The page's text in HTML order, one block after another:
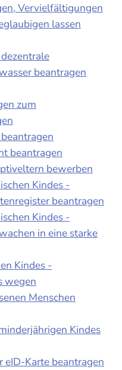
Vervielfältigungen
lassen
beantragen
zum
beantragen
bewerben
Kindes -
beantragen
Kindes -
in eine starke
Kindes -
wegen
Menschen
Kindes
eID-Karte beantragen